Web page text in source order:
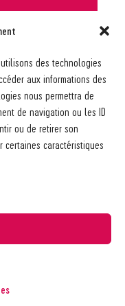
des technologies
aux informations des
nous permettra de
de navigation ou les ID
ou de retirer son
caractéristiques